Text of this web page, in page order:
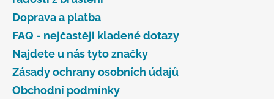
Doprava a platba
FAQ - nejčastěji kladené dotazy
Najdete u nás tyto značky
Zásady ochrany osobních údajů
Obchodní podmínky